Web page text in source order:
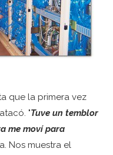
que la primera vez
"Tuve un temblor
me moví para
Nos muestra el